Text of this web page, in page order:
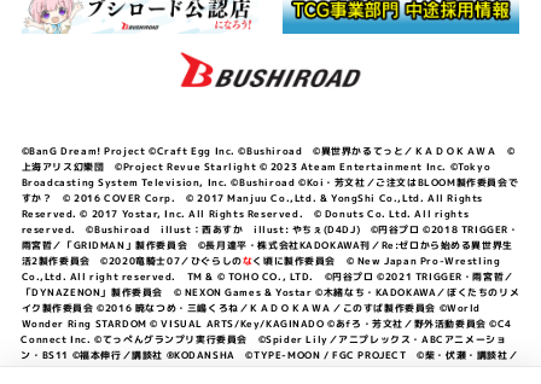
©BanG Dream! Project ©Craft Egg Inc. ©Bushiroad ©異世界かるてっと／ＫＡＤＯＫＡＷＡ ©
上海アリス幻樂団 ©Project Revue Starlight © 2023 Ateam Entertainment Inc. ©Tokyo
Broadcasting System Television, Inc. ©Bushiroad ©Koi・芳文社／ご注文はBLOOM製作委員会で
すか？ © 2016 COVER Corp. © 2017 Manjuu Co.,Ltd. & YongShi Co.,Ltd. All Rights
Reserved. © 2017 Yostar, Inc. All Rights Reserved. © Donuts Co. Ltd. All rights
reserved. ©Bushiroad illust：西あすか illust: やちぇ(D4DJ) ©円谷プロ ©2018 TRIGGER・
雨宮哲／「GRIDMAN」製作委員会 ©長月達平・株式会社KADOKAWA刊／Re:ゼロから始める異世界生
活2製作委員会 ©2020竜騎士07／ひぐらしのなく頃に製作委員会 © New Japan Pro-Wrestling
Co.,Ltd. All right reserved. TM & © TOHO CO., LTD. ©円谷プロ ©2021 TRIGGER・雨宮哲／
「DYNAZENON」製作委員会 © NEXON Games & Yostar ©木緒なち・KADOKAWA／ぼくたちのリメ
イク製作委員会 ©2016 暁なつめ・三嶋くろね／ＫＡＤＯＫＡＷＡ／このすば製作委員会 ©World
Wonder Ring STARDOM © VISUAL ARTS/Key/KAGINADO ©あfろ・芳文社／野外活動委員会 ©C4
Connect Inc. ©てっぺんグランプリ実行委員会 ©Spider Lily／アニプレックス・ABCアニメーショ
ン・BS11 ©福本伸行／講談社 ®KODANSHA ©TYPE-MOON / FGC PROJECT ©柴・伏瀬・講談社／